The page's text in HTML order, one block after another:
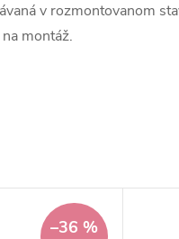
v rozmontovanom
montáž.
–36 %